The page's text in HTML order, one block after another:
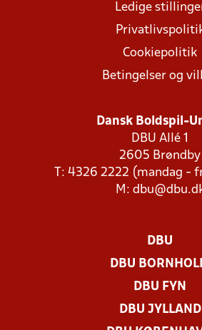
Ledige
Cookiepolitik
Betingelser og
Dansk Boldspil-
DBU Allé 1
2605 Brøndby
T: 4326 2222 (mandag -
M:
DBU
DBU
DBU FYN
DBU JYLLAND